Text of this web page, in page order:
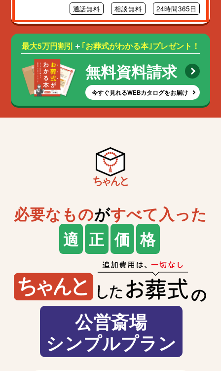
通話無料 相談無料 24時間365日
最大5万円割引 ＋ ｢お葬式がわかる本｣プレゼント！
無料資料請求
今すぐ見れるWEBカタログをお届け
必要なものがすべて入った
適 正 価 格
の
公営斎場
シンプルプラン